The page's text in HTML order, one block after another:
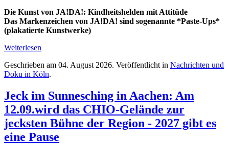
Die Kunst von JA!DA!: Kindheitshelden mit Attitüde
Das Markenzeichen von JA!DA! sind sogenannte *Paste-Ups*
(plakatierte Kunstwerke)
Weiterlesen
Geschrieben am 04. August 2026. Veröffentlicht in Nachrichten und
Doku in Köln.
Jeck im Sunnesching in Aachen: Am
12.09.wird das CHIO-Gelände zur
jecksten Bühne der Region - 2027 gibt es
eine Pause